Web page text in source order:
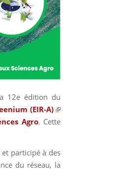
12e édition du
(EIR-A)
Agro. Cette
et participé à des
du réseau, la